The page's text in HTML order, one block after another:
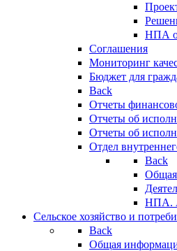
НПА
Соглашения
Мониторинг
Бюджет для
Back
Отчеты
Отчеты об
Отчеты об
Отдел
Back
НПА.
Сельское хозяйство и
Back
Общая